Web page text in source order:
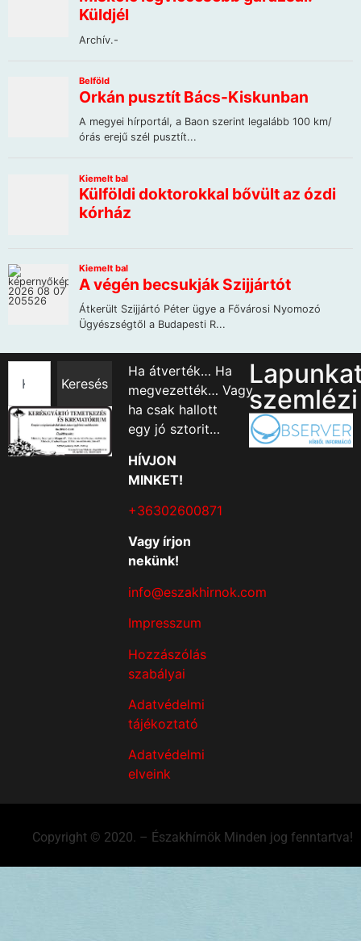
Keresés
Ha átverték… Ha
megvezették… Vagy
ha csak hallott
egy jó sztorit…
HÍVJON
MINKET!
+36302600871
Vagy írjon
nekünk!
info@eszakhirnok.com
Impresszum
Hozzászólás
szabályai
Adatvédelmi
tájékoztató
Adatvédelmi
elveink
szemlézi
Copyright © 2020. – Északhírnök Minden jog fenntartva!